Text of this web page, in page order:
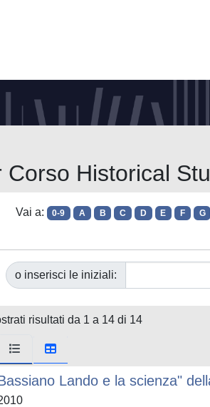
Corso Historical
Vai a: 0-9 A B C D E F G
o inserisci le iniziali:
risultati da 1 a 14 di 14
Lando e la scienza"